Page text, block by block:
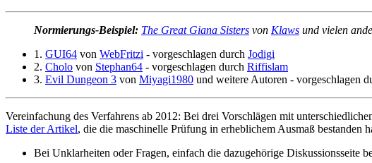
Normierungs-Beispiel: The Great Giana Sisters von Klaws und vielen
1. GUI64 von WebFritzi - vorgeschlagen durch Jodigi
2. Cholo von Stephan64 - vorgeschlagen durch Riffislam
3. Evil Dungeon 3 von Miyagi1980 und weitere Autoren - vorgeschlagen
Vereinfachung des Verfahrens ab 2012: Bei drei Vorschlägen mit
Liste der Artikel, die die maschinelle Prüfung in erheblichem Ausmaß bestanden
Bei Unklarheiten oder Fragen, einfach die dazugehörige Diskussionsseite